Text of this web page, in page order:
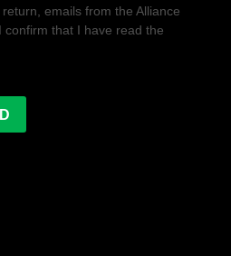
emails from the Alliance
confirm that I have read the